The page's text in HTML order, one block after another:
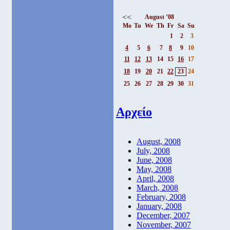
<<
August ’08
Mo Tu We Th Fr Sa Su
1
2
3
4
5 6 7 8 9
10
11
12 13 14 15 16
17
18
19 20 21 22 23 24
25
26 27 28 29 30 31
Αρχείο
August, 2008
July, 2008
June, 2008
May, 2008
April, 2008
March, 2008
February, 2008
January, 2008
December, 2007
November, 2007